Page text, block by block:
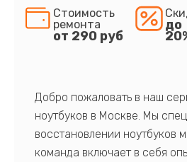
Стоимость
ремонта
от 290 руб
до
Добро пожаловать в наш
ноутбуков в Москве. Мы
восстановлении ноутбуков
команда включает в себя